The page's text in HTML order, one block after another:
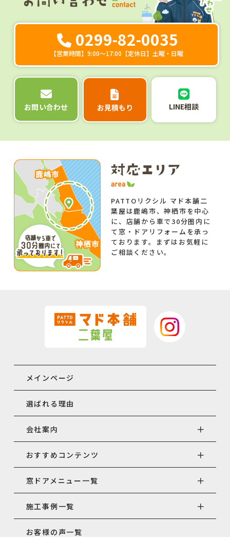
0299-82-0035
【営業時間】9:00～17:00【定休日】土曜・日曜
お問い合わせ お見積もり LINE相談
PATTOリクシル マド本舗二
葉屋は鹿嶋市、神栖市を中心
に、店舗から車で30分圏内に
て窓・ドアリフォームを承っ
ております。まずはお気軽に
ご相談ください。
メインページ
選ばれる理由
会社案内
おすすめコンテンツ
窓ドアメニュー一覧
施工事例一覧
お客様の声一覧